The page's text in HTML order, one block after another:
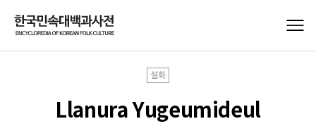
설화
Llanura Yugeumideul